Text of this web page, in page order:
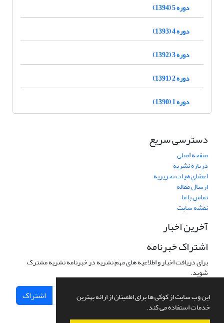
این وب سایت از کوکی ها برای اطمینان از ارائه بهترین
خدمات استفاده می کند.
دوره 5 (1394)
دوره 4 (1393)
دوره 3 (1392)
دوره 2 (1391)
دوره 1 (1390)
دسترسی سریع
صفحه اصلی
درباره نشریه
اعضای هیات تحریریه
ارسال مقاله
تماس با ما
نقشه سایت
آخرین اخبار
اشتراک خبرنامه
برای دریافت اخبار و اطلاعیه های مهم نشریه در خبرنامه نشریه مشترک
شوید.
اشتراک